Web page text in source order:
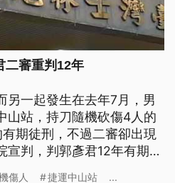
二審重判12年
另一起發生在去年7月，男
山站，持刀隨機砍傷4人的
期徒刑，不過二審卻出現
宣判，判郭彥君12年有期徒
傷人 捷運中山站 ...